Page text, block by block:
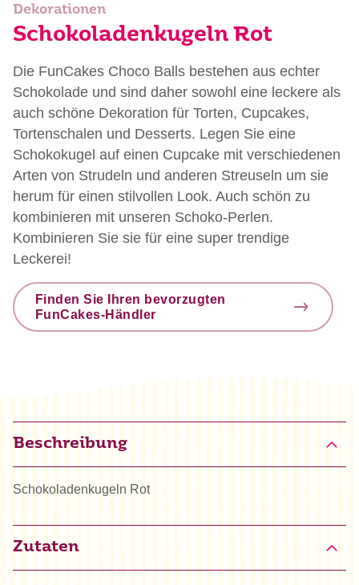
Dekorationen
Schokoladenkugeln Rot
Die FunCakes Choco Balls bestehen aus echter
Schokolade und sind daher sowohl eine leckere als
auch schöne Dekoration für Torten, Cupcakes,
Tortenschalen und Desserts. Legen Sie eine
Schokokugel auf einen Cupcake mit verschiedenen
Arten von Strudeln und anderen Streuseln um sie
herum für einen stilvollen Look. Auch schön zu
kombinieren mit unseren Schoko-Perlen.
Kombinieren Sie sie für eine super trendige
Leckerei!
Finden Sie Ihren bevorzugten
FunCakes-Händler
Beschreibung
Schokoladenkugeln Rot
Zutaten